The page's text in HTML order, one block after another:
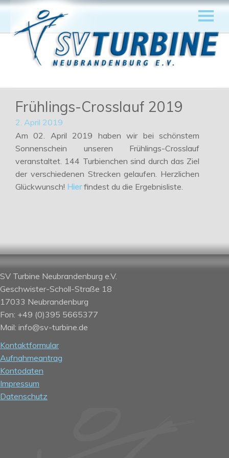
Frühlings-Crosslauf 2019
2. April 2019
Am 02. April 2019 haben wir bei schönstem
Sonnenschein unseren Frühlings-Crosslauf
veranstaltet. 144 Turbienchen sind durch das Ziel
der verschiedenen Strecken gelaufen. Herzlichen
Glückwunsch! Hierfindest du die Ergebnisliste.
SV Turbine Neubrandenburg e.V.
Geschwister-Scholl-Straße 18
17033 Neubrandenburg
Fon: +49 (0)395 5665377
Mail: info@sv-turbine.de
Kontaktformular
Aufnahmeantrag
Kontodaten
Impressum
Datenschutz